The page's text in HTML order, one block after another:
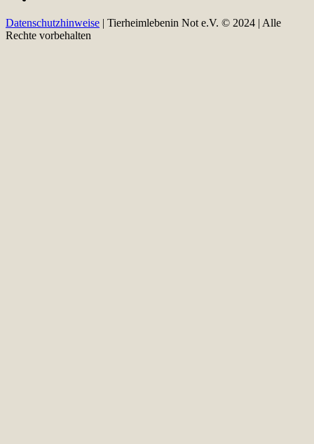
Datenschutzhinweise | Tierheimlebenin Not e.V. © 2024 | Alle
Rechte vorbehalten